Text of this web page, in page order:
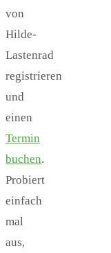
von
Hilde-
Lastenrad
registrieren
und
einen
Termin
buchen.
Probiert
einfach
mal
aus,